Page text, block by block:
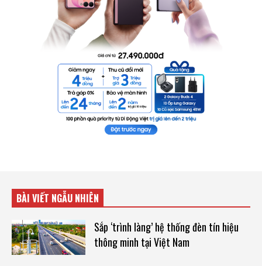
BÀI VIẾT NGẪU NHIÊN
Sắp ‘trình làng’ hệ thống đèn tín hiệu
thông minh tại Việt Nam